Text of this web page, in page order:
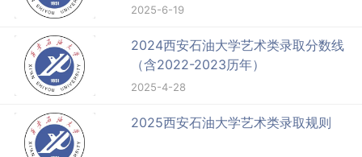
2025-6-19
2024西安石油大学艺术类录取分数线
（含2022-2023历年）
2025-4-28
2025西安石油大学艺术类录取规则